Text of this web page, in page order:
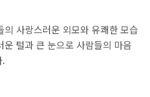
사랑스러운 외모와 유쾌한 모습
털과 큰 눈으로 사람들의 마음
.